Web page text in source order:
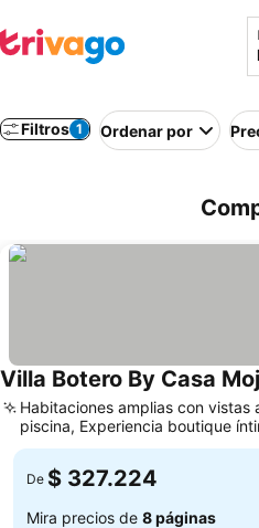
Filtros 1 Ordenar por
Villa Botero By Casa
Habitaciones amplias con vistas
piscina, Experiencia boutique
De $ 327.224
Mira precios de 8 páginas